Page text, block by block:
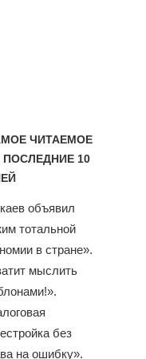
ЧИТАЕМОЕ
ПОСЛЕДНИЕ 10
объявил
тотальной
в стране».
мыслить
без
на ошибку».